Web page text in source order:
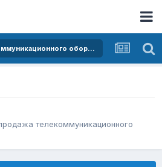
Покупка и продажа телекоммуникационного оборудования
телекоммуникационного